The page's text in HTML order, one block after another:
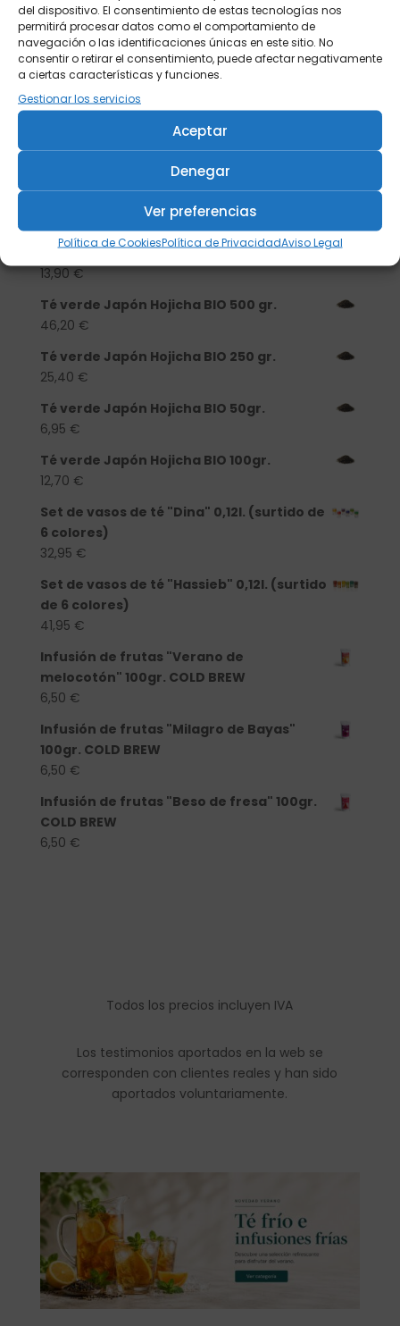
del dispositivo. El consentimiento de estas tecnologías nos
permitirá procesar datos como el comportamiento de
navegación o las identificaciones únicas en este sitio. No
consentir o retirar el consentimiento, puede afectar negativamente
a ciertas características y funciones.
Gestionar los servicios
Aceptar
Denegar
Ver preferencias
Política de CookiesPolítica de PrivacidadAviso Legal
Buscar
Tisanera "Christmas Cats" 0,25l.
porcelana
13,90 €
Té verde Japón Hojicha BIO 500 gr.
46,20 €
Té verde Japón Hojicha BIO 250 gr.
25,40 €
Té verde Japón Hojicha BIO 50gr.
6,95 €
Té verde Japón Hojicha BIO 100gr.
12,70 €
Set de vasos de té "Dina" 0,12l. (surtido de
6 colores)
32,95 €
Set de vasos de té "Hassieb" 0,12l. (surtido
de 6 colores)
41,95 €
Infusión de frutas "Verano de
melocotón" 100gr. COLD BREW
6,50 €
Infusión de frutas "Milagro de Bayas"
100gr. COLD BREW
6,50 €
Infusión de frutas "Beso de fresa" 100gr.
COLD BREW
6,50 €
Todos los precios incluyen IVA
Los testimonios aportados en la web se
corresponden con clientes reales y han sido
aportados voluntariamente.